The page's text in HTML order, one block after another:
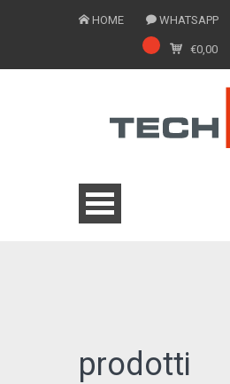
HOME WHATSAPP
€0,00
prodotti